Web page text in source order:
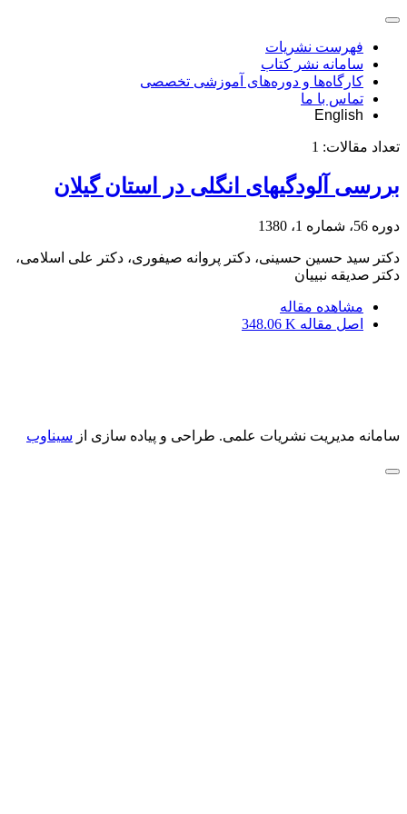
فهرست نشریات
سامانه نشر کتاب
کارگاه‌ها و دوره‌های آموزشی تخصصی
تماس با ما
English
تعداد مقالات: 1
بررسی آلودگیهای انگلی در استان گیلان
دوره 56، شماره 1، 1380
دکتر سید حسین حسینی، دکتر پروانه صیفوری، دکتر علی اسلامی،
دکتر صدیقه نبییان
مشاهده مقاله
اصل مقاله 348.06 K
سامانه مدیریت نشریات علمی. طراحی و پیاده سازی از سیناوب